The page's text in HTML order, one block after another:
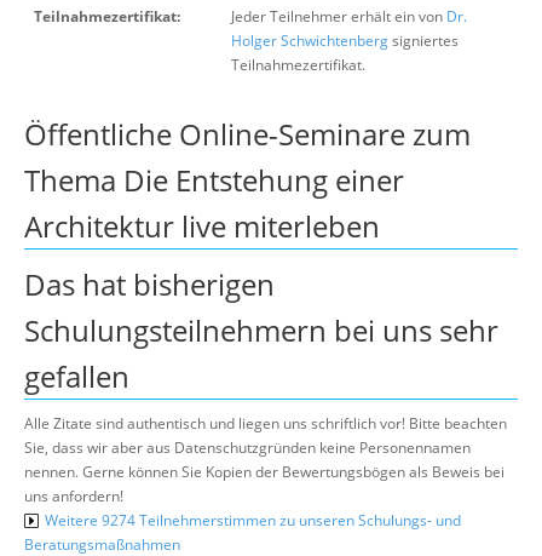
Teilnahmezertifikat: Jeder Teilnehmer erhält ein von Dr.
Holger Schwichtenbergsigniertes
Teilnahmezertifikat.
Öffentliche Online-Seminare zum
Thema Die Entstehung einer
Architektur live miterleben
Das hat bisherigen
Schulungsteilnehmern bei uns sehr
gefallen
Alle Zitate sind authentisch und liegen uns schriftlich vor! Bitte beachten
Sie, dass wir aber aus Datenschutzgründen keine Personennamen
nennen. Gerne können Sie Kopien der Bewertungsbögen als Beweis bei
uns anfordern!
Weitere 9274 Teilnehmerstimmen zu unseren Schulungs- und
Beratungsmaßnahmen